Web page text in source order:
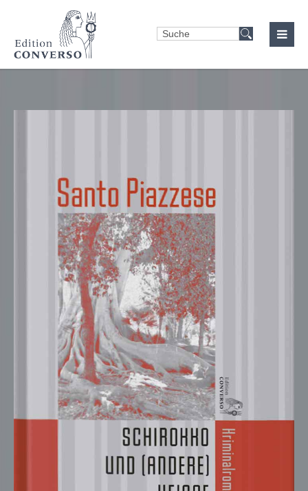
Login
Benutzername
Anmelden
|Lost your password?
Support
Lorem ipsum dolor sit amet:
/ 365days
We offer support for our customers
Mon - Fri 8:00am - 5:00pm(GMT +1)
Get in touch